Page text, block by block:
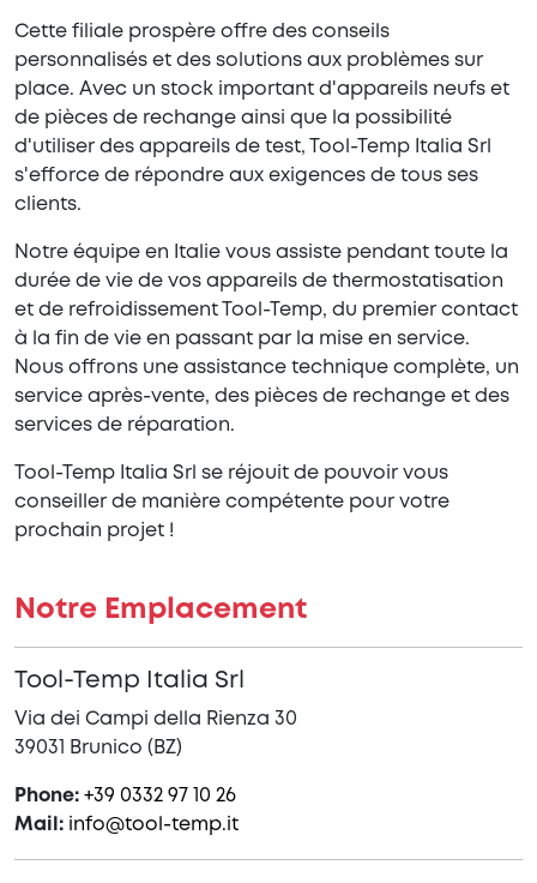
Cette filiale prospère offre des conseils
personnalisés et des solutions aux problèmes sur
place. Avec un stock important d'appareils neufs et
de pièces de rechange ainsi que la possibilité
d'utiliser des appareils de test, Tool-Temp Italia Srl
s'efforce de répondre aux exigences de tous ses
clients.
Notre équipe en Italie vous assiste pendant toute la
durée de vie de vos appareils de thermostatisation
et de refroidissement Tool-Temp, du premier contact
à la fin de vie en passant par la mise en service.
Nous offrons une assistance technique complète, un
service après-vente, des pièces de rechange et des
services de réparation.
Tool-Temp Italia Srl se réjouit de pouvoir vous
conseiller de manière compétente pour votre
prochain projet !
Notre Emplacement
Tool-Temp Italia Srl
Via dei Campi della Rienza 30
39031 Brunico (BZ)
Phone: +39 0332 97 10 26
Mail: info@tool-temp.it